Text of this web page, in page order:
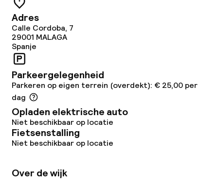
Adres
Calle Cordoba, 7
29001 MALAGA
Spanje
Parkeergelegenheid
Parkeren op eigen terrein (overdekt): € 25,00 per
dag
Opladen elektrische auto
Niet beschikbaar op locatie
Fietsenstalling
Niet beschikbaar op locatie
Over de wijk